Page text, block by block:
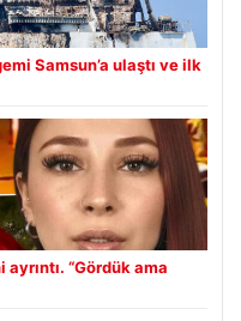
Samsun’a ulaştı ve ilk
“Gördük ama